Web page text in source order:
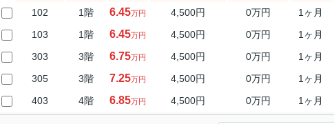
102 1階 6.45万円 4,500円 0万円
1ヶ月
103
1階 6.45万円 4,500円 0万円
1ヶ月
303
3階 6.75万円 4,500円 0万円
1ヶ月
305
3階 7.25万円 4,500円 0万円
1ヶ月
403
4階 6.85万円 4,500円 0万円 1ヶ月